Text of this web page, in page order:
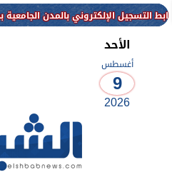
بالمدن الجامعية بجامعة الأزهر
الأحد
أغسطس
9
2026